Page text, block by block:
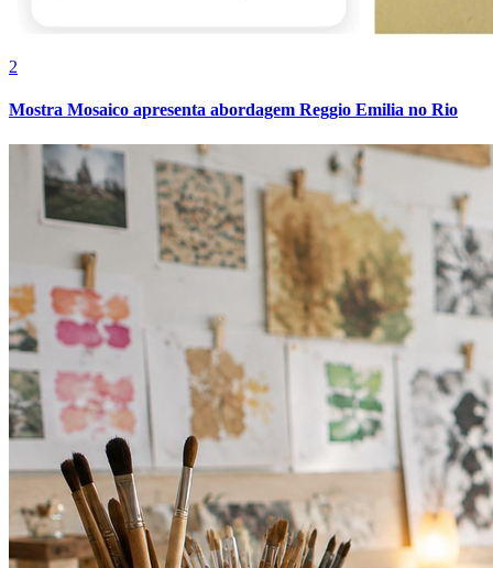
Internacional
2
Mostra Mosaico apresenta abordagem Reggio Emilia no Rio